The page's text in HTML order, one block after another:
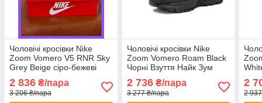
Чоловічі кросівки Nike
Zoom Vomero V5 RNR Sky
Grey Beige сіро-бежеві
РНР Скай шкіра текстиль
демісезон
2 836 ₴/пара
3 206 ₴/пара
Чоловічі кросівки Nike
Zoom Vomero Roam Black
Чорні Взуття Найк Зум
демісезон
2 736₴/пара
3 277 ₴/пара
2
2